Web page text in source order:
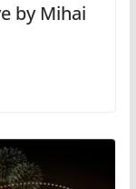
by Mihai